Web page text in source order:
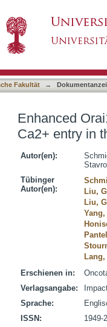
expression
Fakultät →
Enhanced
Ca2+ entry in
Autor(en):
Tübinger
Autor(en):
Liu,
Liu,
Erschienen in:
Verlagsangabe:
Sprache:
ISSN:
1949-